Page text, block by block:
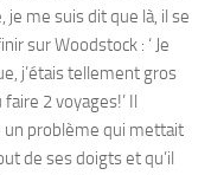
me suis dit que là, il se
sur Woodstock : ‘ Je
j’étais tellement gros
2 voyages!’ Il
un problème qui mettait
de ses doigts et qu’il